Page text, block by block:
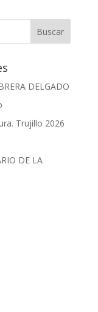
DELGADO
Trujillo 2026
DE LA